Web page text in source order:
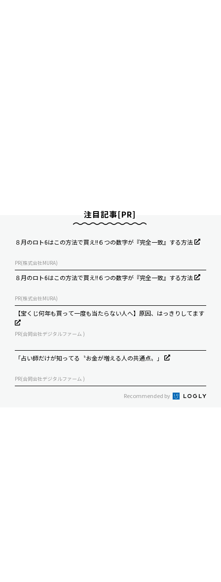
注目記事[PR]
８月のロト6はこの方法で買え!!６つの数字が『完全一致』する方法
PR(株式会社MURA)
８月のロト6はこの方法で買え!!６つの数字が『完全一致』する方法
PR(株式会社MURA)
【宝くじ何年も買って一度も当たらない人へ】原因、はっきりしてます
PR(合同会社デジタルファーム )
「占い師だけが知ってる〝お金が増える人の共通点〟」
PR(合同会社デジタルファーム )
Recommended by